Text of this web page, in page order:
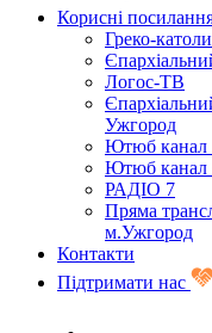
Корисні
Греко-
Логос-ТВ
Ужгород
Ютюб
Ютюб канал
РАДІО 7
Пряма
м.Ужгород
Контакти
Підтримати нас